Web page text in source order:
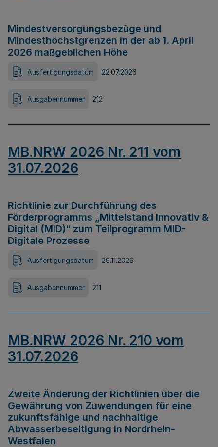
Mindestversorgungsbezüge und
Mindesthöchstgrenzen in der ab 1. April
2026 maßgeblichen Höhe
Ausfertigungsdatum 22.07.2026
Ausgabennummer 212
MB.NRW 2026 Nr. 211 vom
31.07.2026
Richtlinie zur Durchführung des
Förderprogramms „Mittelstand Innovativ &
Digital (MID)“ zum Teilprogramm MID-
Digitale Prozesse
Ausfertigungsdatum 29.11.2026
Ausgabennummer 211
MB.NRW 2026 Nr. 210 vom
31.07.2026
Zweite Änderung der Richtlinien über die
Gewährung von Zuwendungen für eine
zukunftsfähige und nachhaltige
Abwasserbeseitigung in Nordrhein-
Westfalen